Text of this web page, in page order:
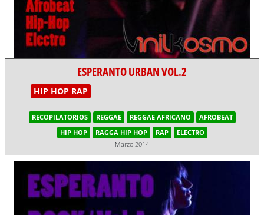
ESPERANTO URBAN VOL.2
HIP HOP RAP
RECOPILATORIOS REGGAE REGGAE AFRICANO
AFROBEAT
HIP HOP
RAGGA HIP HOP RAP
ELECTRO
Marzo 2014